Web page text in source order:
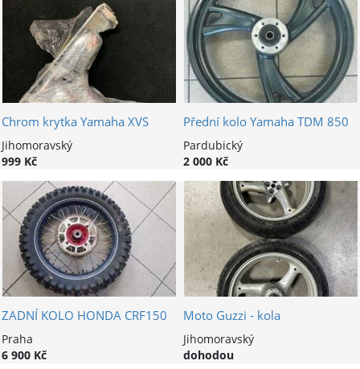
Chrom krytka Yamaha XVS
Jihomoravský
999 Kč
Přední kolo Yamaha TDM 850
Pardubický
2 000 Kč
ZADNÍ KOLO HONDA CRF150
Praha
6 900 Kč
Moto Guzzi - kola
Jihomoravský
dohodou